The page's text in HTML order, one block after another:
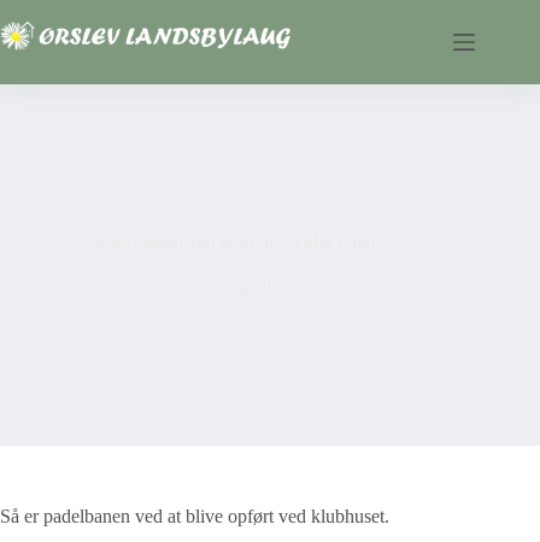
til
indhold
Så er padelbanen ved at blive opført ved klubhuset.